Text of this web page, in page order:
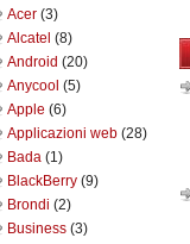
Acer (3)
Alcatel (8)
Android (20)
Anycool (5)
Apple (6)
Applicazioni web (28)
Bada (1)
BlackBerry (9)
Brondi (2)
Business (3)